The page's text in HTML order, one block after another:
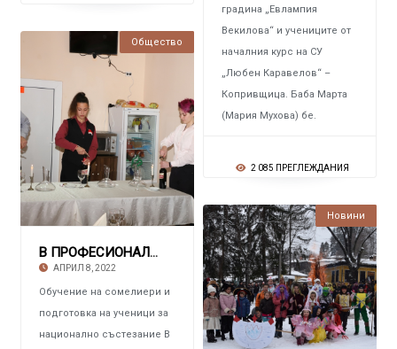
градина „Евлампия
Векилова“ и учениците от
началния курс на СУ
„Любен Каравелов“ –
Копривщица. Баба Марта
(Мария Мухова) бе.
2 085 ПРЕГЛЕЖДАНИЯ
Новини
Общество
В ПРОФЕСИОНАЛНАТА ГИМНАЗИЯ ОП ТУРИЗЪМ И ХРАНИ
АПРИЛ 8, 2022
Обучение на сомелиери и
подготовка на ученици за
национално състезание В
Култура
Новини